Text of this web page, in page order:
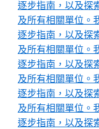
逐步指南，以及探
及所有相關單位。
逐步指南，以及探
及所有相關單位。
逐步指南，以及探
及所有相關單位。
逐步指南，以及探
及所有相關單位。
逐步指南，以及探